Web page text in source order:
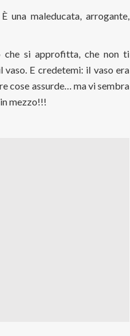
una maleducata, arrogante,
che si approfitta, che non ti
E credetemi: il vaso era
cose assurde… ma vi sembra
mezzo!!!